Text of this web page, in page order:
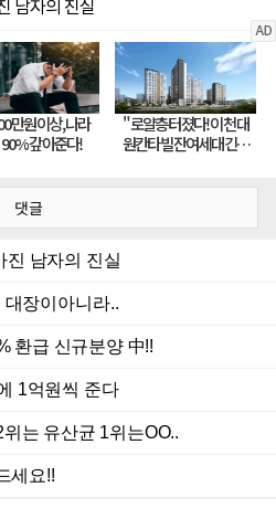
댓글